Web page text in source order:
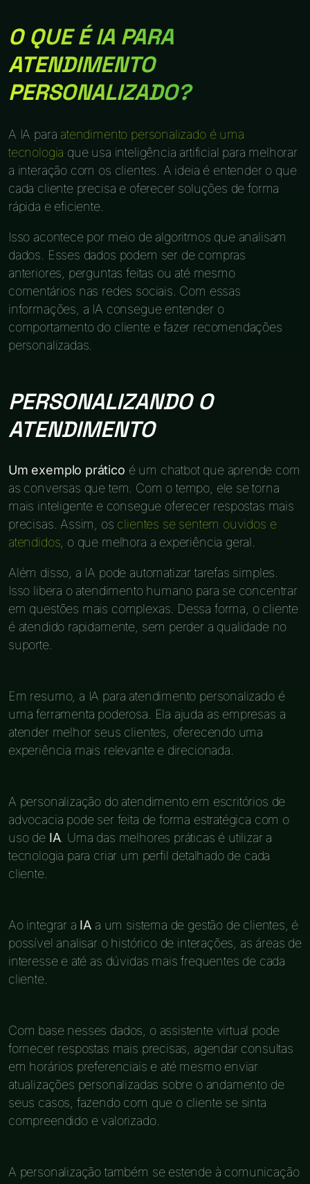
O QUE É IA PARA
ATENDIMENTO
PERSONALIZADO?
A IA para atendimento personalizado é uma
tecnologia que usa inteligência artificial para melhorar
a interação com os clientes. A ideia é entender o que
cada cliente precisa e oferecer soluções de forma
rápida e eficiente.
Isso acontece por meio de algoritmos que analisam
dados. Esses dados podem ser de compras
anteriores, perguntas feitas ou até mesmo
comentários nas redes sociais. Com essas
informações, a IA consegue entender o
comportamento do cliente e fazer recomendações
personalizadas.
PERSONALIZANDO O
ATENDIMENTO
Um exemplo prático é um chatbot que aprende com
as conversas que tem. Com o tempo, ele se torna
mais inteligente e consegue oferecer respostas mais
precisas. Assim, os clientes se sentem ouvidos e
atendidos , o que melhora a experiência geral.
Além disso, a IA pode automatizar tarefas simples.
Isso libera o atendimento humano para se concentrar
em questões mais complexas. Dessa forma, o cliente
é atendido rapidamente, sem perder a qualidade no
suporte.
Em resumo, a IA para atendimento personalizado é
uma ferramenta poderosa. Ela ajuda as empresas a
atender melhor seus clientes, oferecendo uma
experiência mais relevante e direcionada.
A personalização do atendimento em escritórios de
advocacia pode ser feita de forma estratégica com o
uso de IA. Uma das melhores práticas é utilizar a
tecnologia para criar um perfil detalhado de cada
cliente.
Ao integrar a IA a um sistema de gestão de clientes, é
possível analisar o histórico de interações, as áreas de
interesse e até as dúvidas mais frequentes de cada
cliente.
Com base nesses dados, o assistente virtual pode
fornecer respostas mais precisas, agendar consultas
em horários preferenciais e até mesmo enviar
atualizações personalizadas sobre o andamento de
seus casos, fazendo com que o cliente se sinta
compreendido e valorizado.
A personalização também se estende à comunicação